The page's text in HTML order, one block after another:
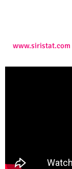
www.siristat.com